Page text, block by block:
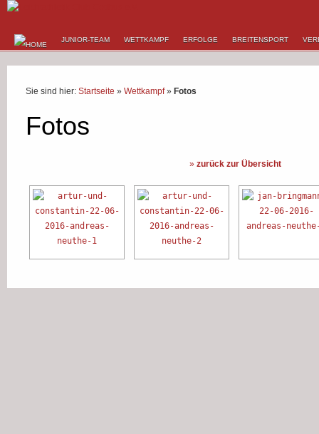
JUNIOR-TEAM WETTKAMPF ERFOLGE BREITENSPORT
Sie sind hier: Startseite » Wettkampf» Fotos
Fotos
» zurück zur Übersicht